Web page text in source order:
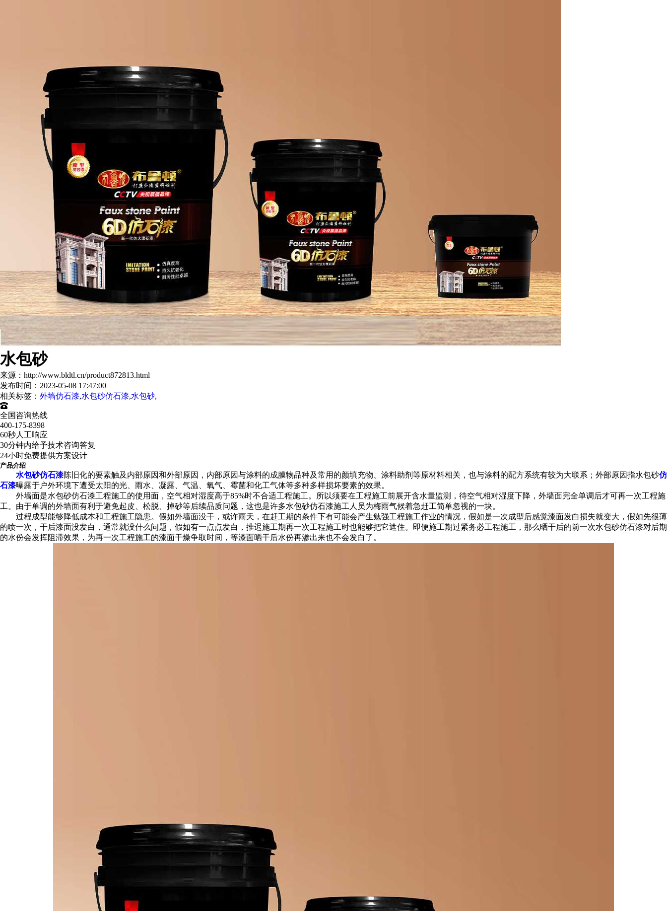
水包砂
来源：http://www.bldtl.cn/product872813.html
发布时间：2023-05-08 17:47:00
相关标签： 外墙仿石漆,水包砂仿石漆,水包砂,
全国咨询热线
400-175-8398
60秒人工响应
30分钟内给予技术咨询答复
24小时免费提供方案设计
产品介绍
水包砂仿石漆陈旧化的要素触及内部原因和外部原因，内部原因与涂料的成膜物品种及常用的颜填充物、涂料助剂等原材料相关，也与涂料的配方系统有较为大联系；外部原因指水包砂仿
石漆曝露于户外环境下遭受太阳的光、雨水、凝露、气温、氧气、霉菌和化工气体等多种多样损坏要素的效果。
外墙面是水包砂仿石漆工程施工的使用面，空气相对湿度高于85%时不合适工程施工。所以须要在工程施工前展开含水量监测，待空气相对湿度下降，外墙面完全单调后才可再一次工程施
工。由于单调的外墙面有利于避免起皮、松脱、掉砂等后续品质问题，这也是许多水包砂仿石漆施工人员为梅雨气候着急赶工简单忽视的一块。
过程成型能够降低成本和工程施工隐患。假如外墙面没干，或许雨天，在赶工期的条件下有可能会产生勉强工程施工作业的情况，假如是一次成型后感觉漆面发白损失就变大，假如先很薄
的喷一次，干后漆面没发白，通常就没什么问题，假如有一点点发白，推迟施工期再一次工程施工时也能够把它遮住。即便施工期过紧务必工程施工，那么晒干后的前一次水包砂仿石漆对后期
的水份会发挥阻滞效果，为再一次工程施工的漆面干燥争取时间，等漆面晒干后水份再渗出来也不会发白了。